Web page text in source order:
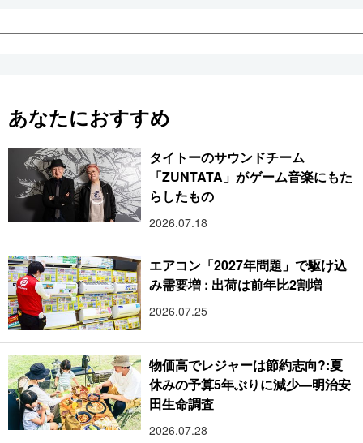
あなたにおすすめ
タイトーのサウンドチーム
「ZUNTATA」がゲーム音楽にもた
らしたもの
2026.07.18
エアコン「2027年問題」で駆け込
み需要増 : 出荷は前年比2割増
2026.07.25
物価高でレジャーは節約志向?:夏
休みの予算5年ぶりに減少―明治安
田生命調査
2026.07.28